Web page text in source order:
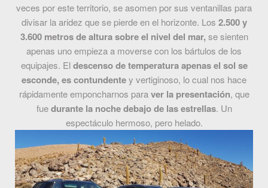
veces por este territorio, se asomen por sus ventanillas para
divisar la aridez que se pierde en el horizonte. Los 2.500 y
3.600 metros de altura sobre el nivel del mar, se sienten
apenas uno empieza a moverse con los bártulos de los
equipajes. Eldescenso de temperatura apenas el sol se
esconde, es contundentey vertiginoso, lo cual nos hace
rápidamente emponcharnos paraver la presentación, que
fuedurante la noche debajo de las estrellas. Un
espectáculo hermoso, pero helado.